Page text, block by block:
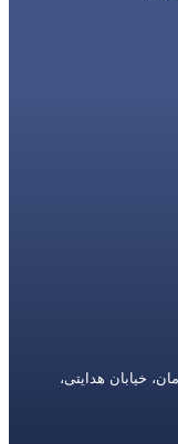
خیابان هدایتی،